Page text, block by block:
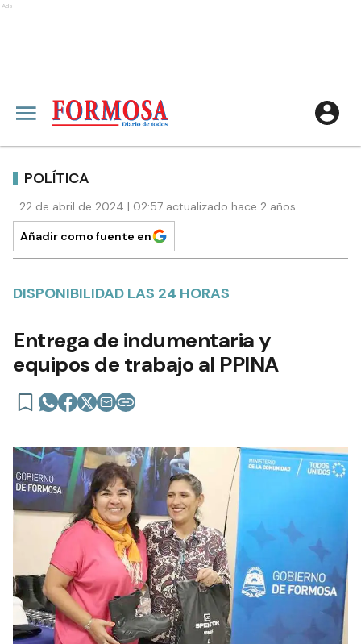
Ads
POLÍTICA
22 de abril de 2024 | 02:57 actualizado hace 2 años
Añadir como fuente en
DISPONIBILIDAD LAS 24 HORAS
Entrega de indumentaria y
equipos de trabajo al PPINA